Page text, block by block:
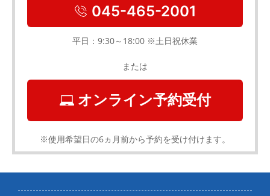
045-465-2001
平日：9:30～18:00 ※土日祝休業
または
オンライン予約受付
※使用希望日の6ヵ月前から予約を受け付けます。